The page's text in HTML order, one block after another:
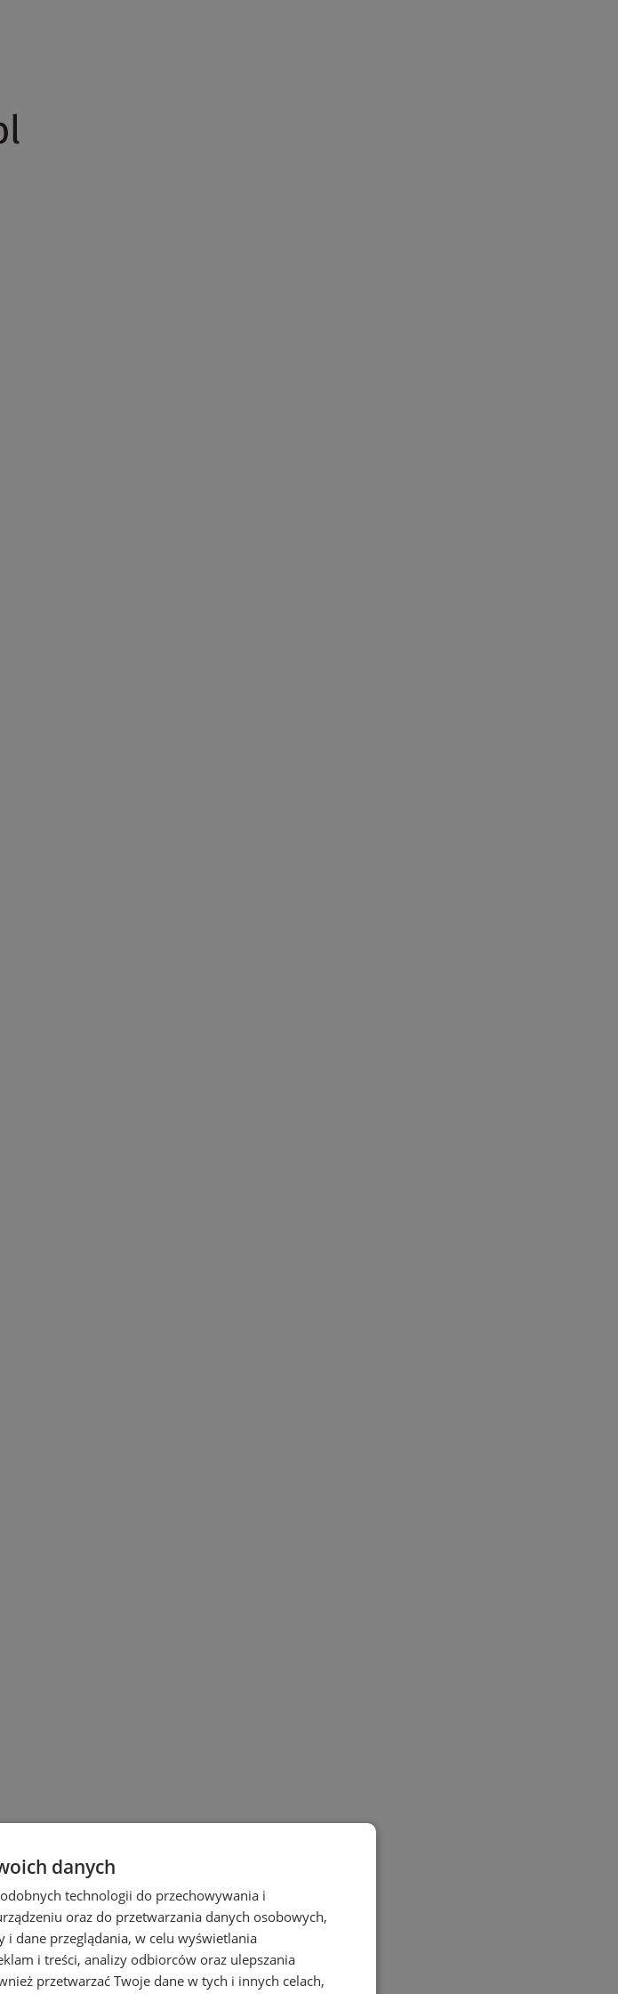
danych
technologii do przechowywania i
oraz do przetwarzania danych osobowych,
dane przeglądania, w celu wyświetlania
i treści, analizy odbiorców oraz ulepszania
przetwarzać Twoje dane w tych i innych celach,